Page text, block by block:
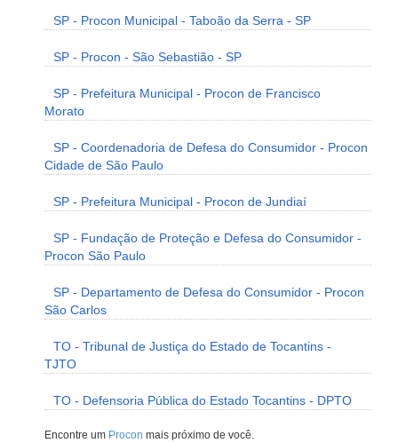
SP - Procon Municipal - Taboão da Serra - SP
SP - Procon - São Sebastião - SP
SP - Prefeitura Municipal - Procon de Francisco
Morato
SP - Coordenadoria de Defesa do Consumidor - Procon
Cidade de São Paulo
SP - Prefeitura Municipal - Procon de Jundiaí
SP - Fundação de Proteção e Defesa do Consumidor -
Procon São Paulo
SP - Departamento de Defesa do Consumidor - Procon
São Carlos
TO - Tribunal de Justiça do Estado de Tocantins -
TJTO
TO - Defensoria Pública do Estado Tocantins - DPTO
Encontre um Procon mais próximo de você.